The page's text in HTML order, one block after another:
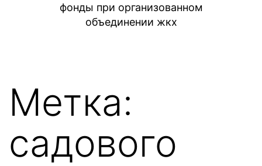
фонды при организованном
объединении жкх
Метка:
садового